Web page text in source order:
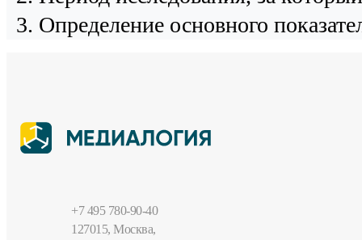
Определение основного
+7 495 780-90-40
127015, Москва,